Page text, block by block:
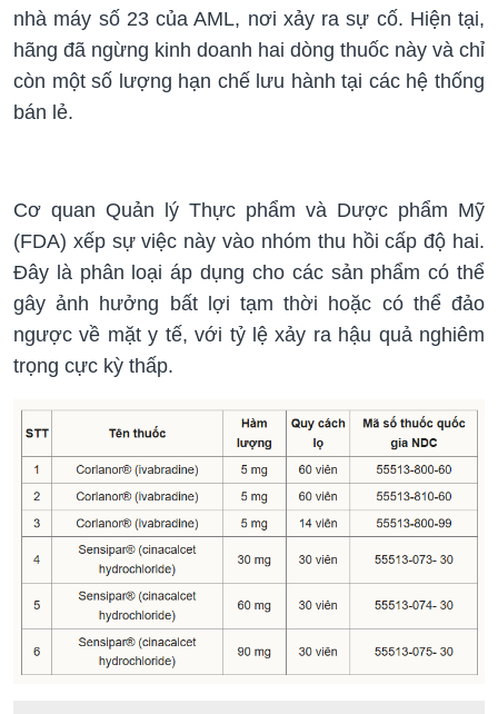
nhà máy số 23 của AML, nơi xảy ra sự cố. Hiện tại,
hãng đã ngừng kinh doanh hai dòng thuốc này và chỉ
còn một số lượng hạn chế lưu hành tại các hệ thống
bán lẻ.
Cơ quan Quản lý Thực phẩm và Dược phẩm Mỹ
(FDA) xếp sự việc này vào nhóm thu hồi cấp độ hai.
Đây là phân loại áp dụng cho các sản phẩm có thể
gây ảnh hưởng bất lợi tạm thời hoặc có thể đảo
ngược về mặt y tế, với tỷ lệ xảy ra hậu quả nghiêm
trọng cực kỳ thấp.